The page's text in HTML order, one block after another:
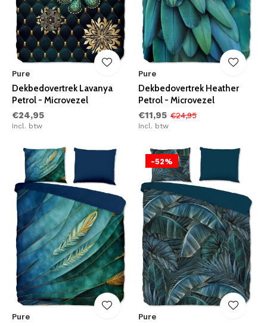
Pure
Dekbedovertrek Lavanya
Petrol - Microvezel
€24,95
Incl. btw
Pure
Dekbedovertrek Heather
Petrol - Microvezel
€11,95 €24,95
Incl. btw
Pure
-52%
Pure